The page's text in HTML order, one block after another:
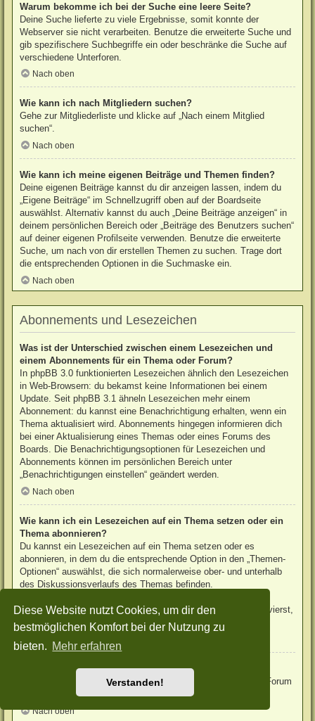
Diese Website nutzt Cookies, um dir den
bestmöglichen Komfort bei der Nutzung zu
bieten. Mehr erfahren
Verstanden!
Warum bekomme ich bei der Suche eine leere Seite?
Deine Suche lieferte zu viele Ergebnisse, somit konnte der
Webserver sie nicht verarbeiten. Benutze die erweiterte Suche und
gib spezifischere Suchbegriffe ein oder beschränke die Suche auf
verschiedene Unterforen.
Nach oben
Wie kann ich nach Mitgliedern suchen?
Gehe zur Mitgliederliste und klicke auf „Nach einem Mitglied
suchen“.
Nach oben
Wie kann ich meine eigenen Beiträge und Themen finden?
Deine eigenen Beiträge kannst du dir anzeigen lassen, indem du
„Eigene Beiträge“ im Schnellzugriff oben auf der Boardseite
auswählst. Alternativ kannst du auch „Deine Beiträge anzeigen“ in
deinem persönlichen Bereich oder „Beiträge des Benutzers suchen“
auf deiner eigenen Profilseite verwenden. Benutze die erweiterte
Suche, um nach von dir erstellen Themen zu suchen. Trage dort
die entsprechenden Optionen in die Suchmaske ein.
Nach oben
Abonnements und Lesezeichen
Was ist der Unterschied zwischen einem Lesezeichen und
einem Abonnements für ein Thema oder Forum?
In phpBB 3.0 funktionierten Lesezeichen ähnlich den Lesezeichen
in Web-Browsern: du bekamst keine Informationen bei einem
Update. Seit phpBB 3.1 ähneln Lesezeichen mehr einem
Abonnement: du kannst eine Benachrichtigung erhalten, wenn ein
Thema aktualisiert wird. Abonnements hingegen informieren dich
bei einer Aktualisierung eines Themas oder eines Forums des
Boards. Die Benachrichtigungsoptionen für Lesezeichen und
Abonnements können im persönlichen Bereich unter
„Benachrichtigungen einstellen“ geändert werden.
Nach oben
Wie kann ich ein Lesezeichen auf ein Thema setzen oder ein
Thema abonnieren?
Du kannst ein Lesezeichen auf ein Thema setzen oder es
abonnieren, in dem du die entsprechende Option in den „Themen-
Optionen“ auswählst, die sich normalerweise ober- und unterhalb
des Diskussionsverlaufs des Themas befinden.
benachrichtigen, sobald eine Antwort geschrieben wurde“ aktivierst,
wird das Thema ebenfalls für dich abonniert.
Nach oben
Wie kann ich ein Forum abonnieren?
Um ein Forum zu abonnieren, verwende im Forum den Link „Forum
abonnieren“, der sich meist am Ende der Seite befindet.
Nach oben